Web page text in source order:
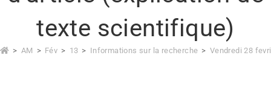
texte scientifique)
> AM > Fév > 13 > Informations sur la recherche > Vendredi 28